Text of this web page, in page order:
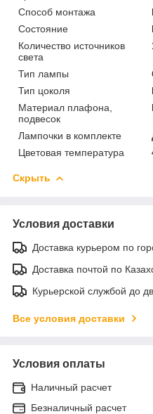
Способ монтажа
Состояние
Количество источников
света
Тип лампы
Тип цоколя
Материал плафона,
подвесок
Лампочки в комплекте
Цветовая температура
Скрыть
Условия доставки
Доставка курьером по
Доставка почтой по
Курьерской службой до
Все условия доставки
Условия оплаты
Наличный расчет
Безналичный расчет